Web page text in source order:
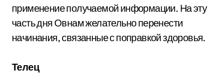
применение получаемой информации. На эту
часть дня Овнам желательно перенести
начинания, связанные с поправкой здоровья.
Телец